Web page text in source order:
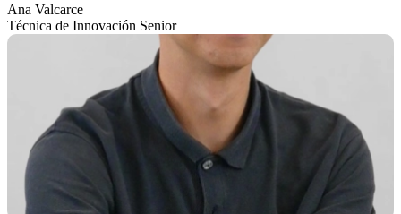
Ana Valcarce
Técnica de Innovación Senior